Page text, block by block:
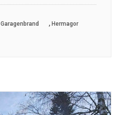
Garagenbrand , Hermagor